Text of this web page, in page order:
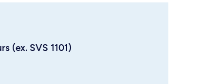
(ex. SVS 1101)